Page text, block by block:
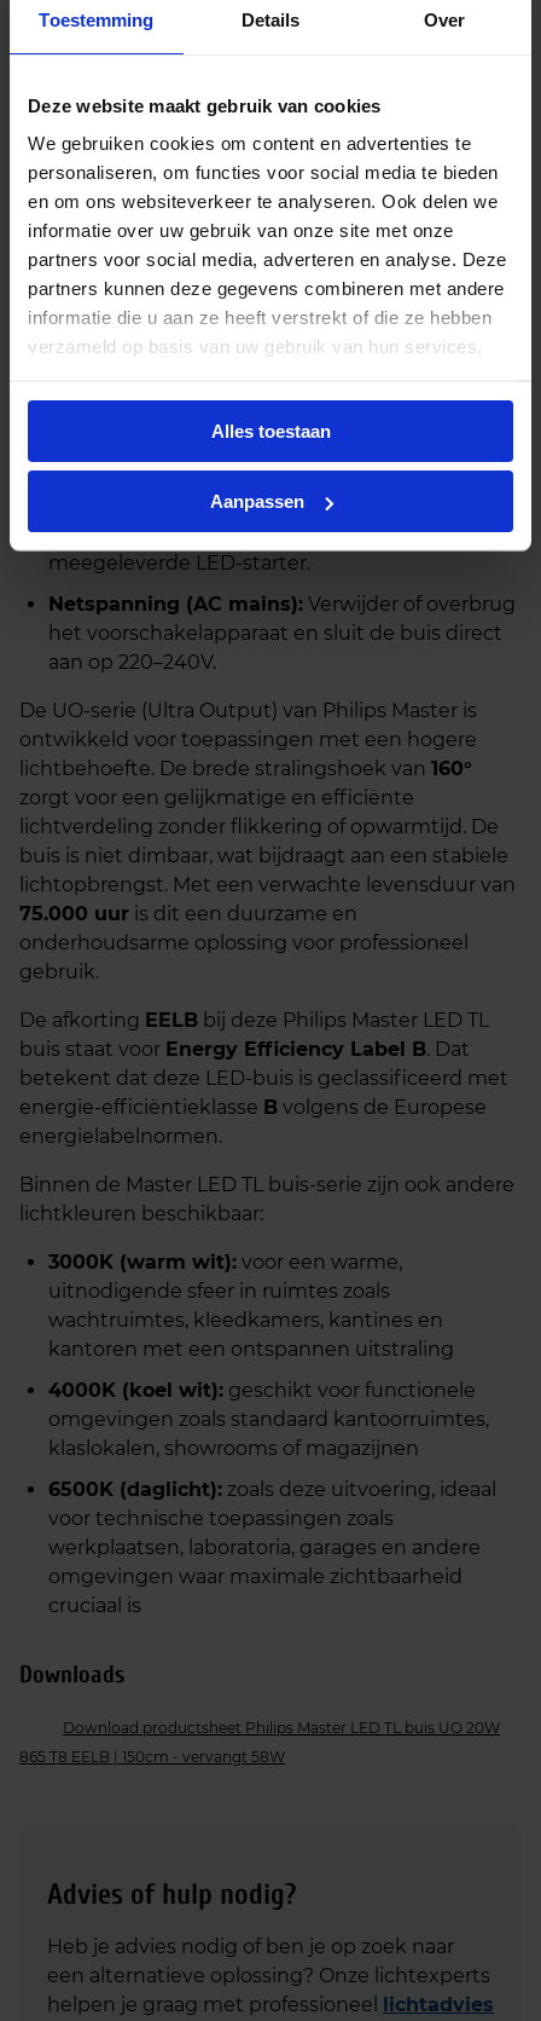
Toestemming Details Over
Deze website maakt gebruik van cookies
We gebruiken cookies om content en advertenties te
personaliseren, om functies voor social media te bieden
en om ons websiteverkeer te analyseren. Ook delen we
informatie over uw gebruik van onze site met onze
partners voor social media, adverteren en analyse. Deze
partners kunnen deze gegevens combineren met andere
informatie die u aan ze heeft verstrekt of die ze hebben
verzameld op basis van uw gebruik van hun services.
Alles toestaan
Aanpassen
of betrouwbaarheid. Dankzij de G13-fitting is
De buis straaltdaglicht met een
kleurtemperatuur van 6500K uit. Deze heldere,
koele lichtkleur is ideaal voor toepassingen waar
maximale zichtbaarheid en focus vereist zijn, zoals
werkplaatsen, laboratoria, magazijnen of
parkeergarages. De kleurcode865verwijst naar
deze kleurtemperatuur in combinatie met een
kleurweergave-index (CRI) van 80–89 , wat garant
staat voor een natuurgetrouwe en consistente
Deze LED TL buis ondersteunt twee
installatiemethoden:
Conventioneel voorschakelapparaat (EM):
Vervang de bestaande TL-buis en gebruik de
meegeleverde LED-starter.
Netspanning (AC mains): Verwijder of overbrug
het voorschakelapparaat en sluit de buis direct
aan op 220–240V.
De UO-serie (Ultra Output) van Philips Master is
ontwikkeld voor toepassingen met een hogere
lichtbehoefte. De brede stralingshoek van 160°
zorgt voor een gelijkmatige en efficiënte
lichtverdeling zonder flikkering of opwarmtijd. De
buis is niet dimbaar, wat bijdraagt aan een stabiele
lichtopbrengst. Met een verwachte levensduur van
75.000 uur is dit een duurzame en
onderhoudsarme oplossing voor professioneel
gebruik.
De afkorting EELB bij deze Philips Master LED TL
buis staat voor Energy Efficiency Label B. Dat
betekent dat deze LED-buis is geclassificeerd met
energie-efficiëntieklasse B volgens de Europese
energielabelnormen.
Binnen de Master LED TL buis-serie zijn ook andere
lichtkleuren beschikbaar:
3000K (warm wit): voor een warme,
uitnodigende sfeer in ruimtes zoals
wachtruimtes, kleedkamers, kantines en
kantoren met een ontspannen uitstraling
4000K (koel wit): geschikt voor functionele
omgevingen zoals standaard kantoorruimtes,
klaslokalen, showrooms of magazijnen
6500K (daglicht): zoals deze uitvoering, ideaal
voor technische toepassingen zoals
werkplaatsen, laboratoria, garages en andere
omgevingen waar maximale zichtbaarheid
cruciaal is
Downloads
Download productsheet Philips Master LED TL buis UO 20W
865 T8 EELB | 150cm - vervangt 58W
Advies of hulp nodig?
Heb je advies nodig of ben je op zoek naar
een alternatieve oplossing? Onze lichtexperts
helpen je graag met professioneel lichtadvies